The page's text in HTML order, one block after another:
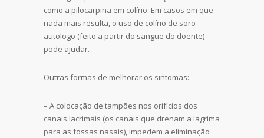
como a pilocarpina em colírio. Em casos em que
nada mais resulta, o uso de colírio de soro
autologo (feito a partir do sangue do doente)
pode ajudar.
Outras formas de melhorar os sintomas:
– A colocação de tampões nos orifícios dos
canais lacrimais (os canais que drenam a lagrima
para as fossas nasais), impedem a eliminação